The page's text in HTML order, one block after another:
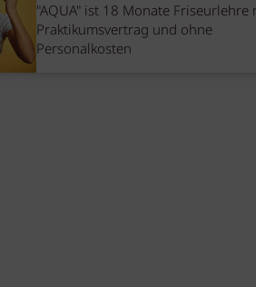
"AQUA" ist 18 Monate Friseurlehre
Praktikumsvertrag und ohne
Personalkosten